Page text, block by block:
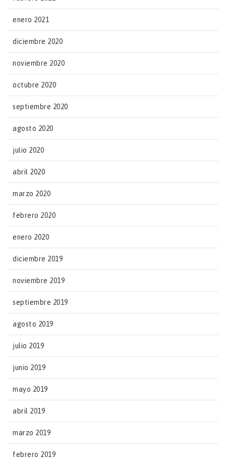
enero 2021
diciembre 2020
noviembre 2020
octubre 2020
septiembre 2020
agosto 2020
julio 2020
abril 2020
marzo 2020
febrero 2020
enero 2020
diciembre 2019
noviembre 2019
septiembre 2019
agosto 2019
julio 2019
junio 2019
mayo 2019
abril 2019
marzo 2019
febrero 2019